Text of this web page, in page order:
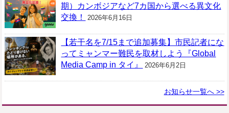
期）カンボジアなど7カ国から選べる異文化
交換！
2026年6月16日
【若干名を7/15まで追加募集】市民記者にな
ってミャンマー難民を取材しよう『Global
Media Camp in タイ』
2026年6月2日
お知らせ一覧へ >>